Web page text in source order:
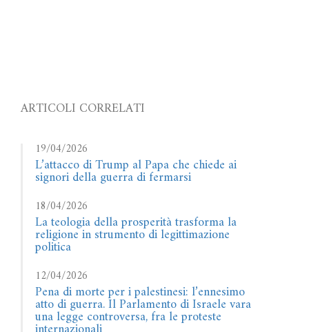
ARTICOLI CORRELATI
19/04/2026
L’attacco di Trump al Papa che chiede ai
signori della guerra di fermarsi
18/04/2026
La teologia della prosperità trasforma la
religione in strumento di legittimazione
politica
12/04/2026
Pena di morte per i palestinesi: l’ennesimo
atto di guerra. Il Parlamento di Israele vara
una legge controversa, fra le proteste